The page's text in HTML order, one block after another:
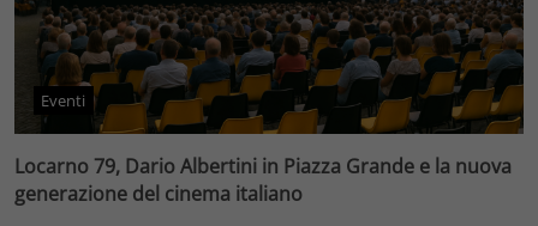
Eventi
Locarno 79, Dario Albertini in Piazza Grande e la nuova
generazione del cinema italiano